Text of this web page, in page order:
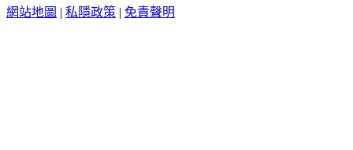
網站地圖 | 私隱政策 | 免責聲明